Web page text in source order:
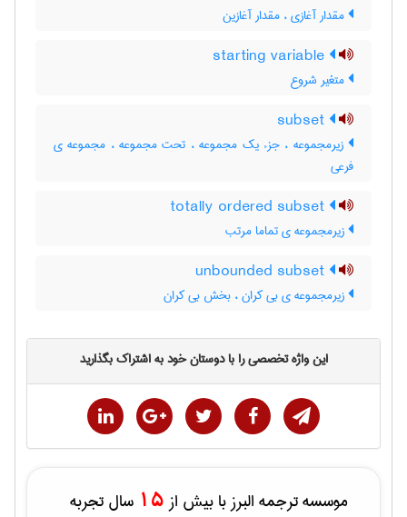
مقدار آغازی ، مقدار آغازین
متغیر شروع
زیرمجموعه ، جزء یک مجموعه ، تحت مجموعه ، مجموعه ی
فرعی
زیرمجموعه ی تماما مرتب
زیرمجموعه ی بی کران ، بخش بی کران
این واژه تخصصی را با دوستان خود به اشتراک بگذارید
موسسه ترجمه البرز با بیش از 15 سال تجربه